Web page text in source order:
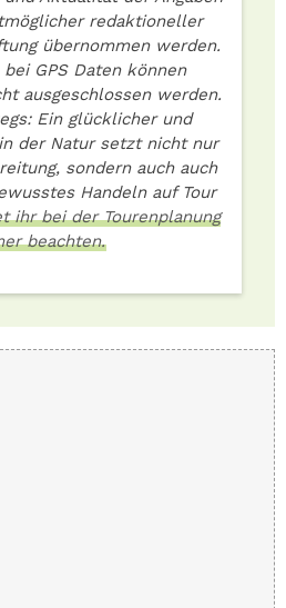
redaktioneller
übernommen werden.
GPS Daten können
ausgeschlossen werden.
Ein glücklicher und
der Natur setzt nicht nur
sondern auch auch
Handeln auf Tour
ihr bei der Tourenplanung
beachten.